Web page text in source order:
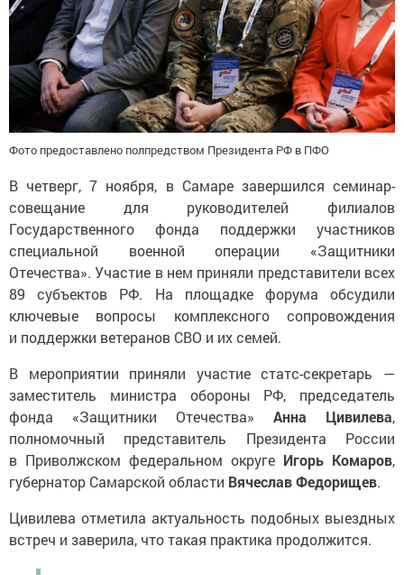
Фото предоставлено полпредством Президента РФ в ПФО
В четверг, 7 ноября, в Самаре завершился семинар-
совещание для руководителей филиалов
Государственного фонда поддержки участников
специальной военной операции «Защитники
Отечества». Участие в нем приняли представители всех
89 субъектов РФ. На площадке форума обсудили
ключевые вопросы комплексного сопровождения
и поддержки ветеранов СВО и их семей.
В мероприятии приняли участие статс-секретарь —
заместитель министра обороны РФ, председатель
фонда «Защитники Отечества» Анна Цивилева,
полномочный представитель Президента России
в Приволжском федеральном округе Игорь Комаров,
губернатор Самарской области Вячеслав Федорищев.
Цивилева отметила актуальность подобных выездных
встреч и заверила, что такая практика продолжится.